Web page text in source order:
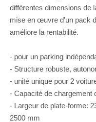
différentes dimensions de
mise en œuvre d'un pack
améliore la rentabilité.
- pour un parking
- Structure robuste,
- unité unique pour 2
- Capacité de chargement
- Largeur de plate-forme:
2500 mm